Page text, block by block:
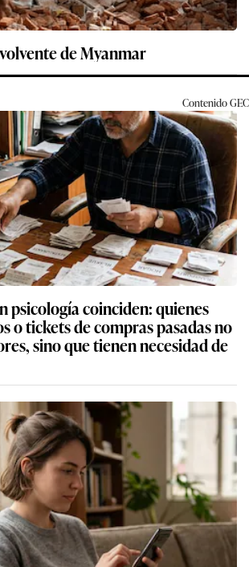
de Myanmar
ContenidoGEC
psicología coinciden: quienes
o tickets de compras pasadas no
sino que tienen necesidad de